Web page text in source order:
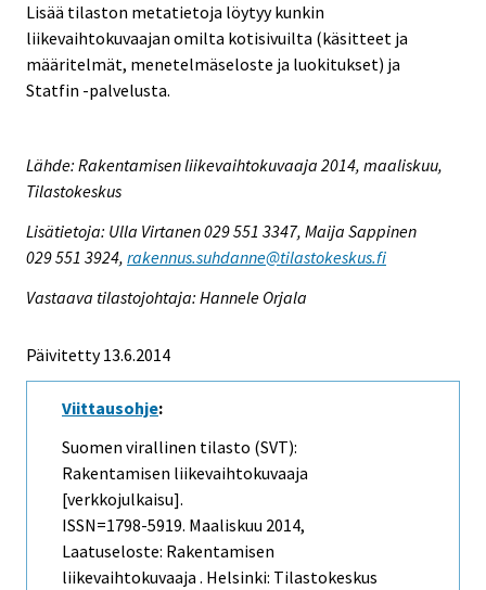
Lisää tilaston metatietoja löytyy kunkin
liikevaihtokuvaajan omilta kotisivuilta (käsitteet ja
määritelmät, menetelmäseloste ja luokitukset) ja
Statfin -palvelusta.
Lähde: Rakentamisen liikevaihtokuvaaja 2014, maaliskuu,
Tilastokeskus
Lisätietoja: Ulla Virtanen 029 551 3347, Maija Sappinen
029 551 3924, rakennus.suhdanne@tilastokeskus.fi
Vastaava tilastojohtaja: Hannele Orjala
Päivitetty 13.6.2014
Viittausohje:
Suomen virallinen tilasto (SVT):
Rakentamisen liikevaihtokuvaaja
[verkkojulkaisu].
ISSN=1798-5919. Maaliskuu 2014,
Laatuseloste: Rakentamisen
liikevaihtokuvaaja . Helsinki: Tilastokeskus